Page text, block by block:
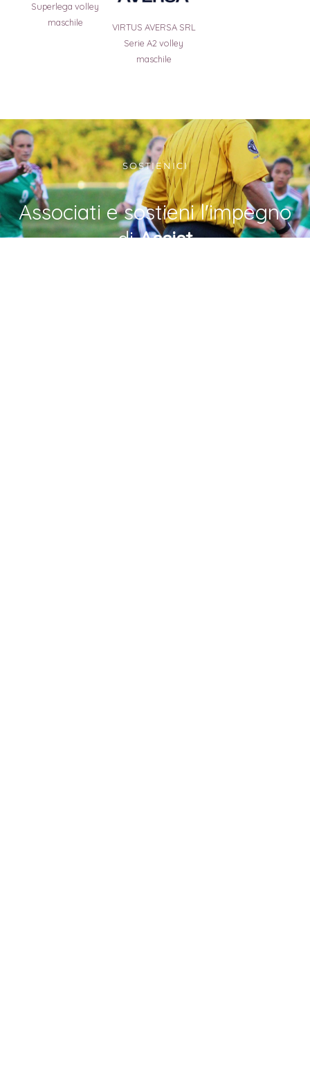
Superlega volley
maschile
VIRTUS AVERSA SRL
Serie A2 volley
maschile
SOSTIENICI
Associati e sostieni l'impegno
diAssist